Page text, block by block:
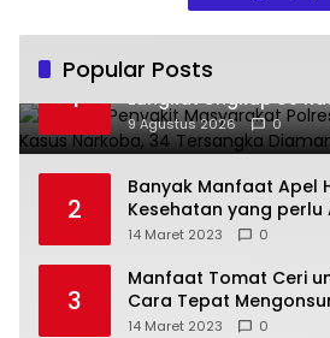
Popular Posts
1
Operasi Penyakit
Langkat Ungkap 30
Tersangka Diamankan
9 Agustus 2026 0
2
Banyak Manfaat Apel
Kesehatan yang perlu
14 Maret 2023 0
3
Manfaat Tomat Ceri
Cara Tepat
14 Maret 2023 0